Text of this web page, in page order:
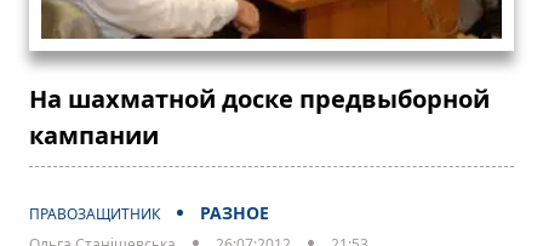
На шахматной доске предвыборной
кампании
ПРАВОЗАЩИТНИК РАЗНОЕ